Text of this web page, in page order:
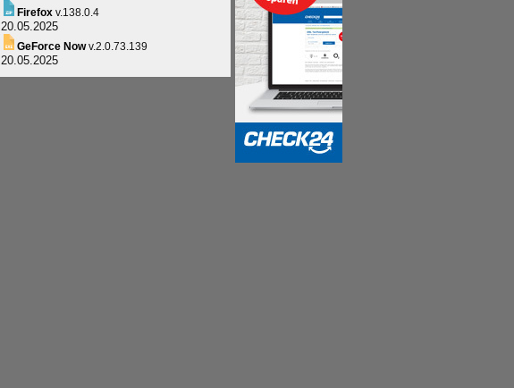
Firefox v.138.0.4
20.05.2025
GeForce Nowv.2.0.73.139
20.05.2025